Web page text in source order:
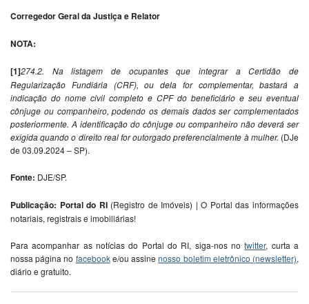
Corregedor Geral da Justiça e Relator
NOTA:
[1]274.2. Na listagem de ocupantes que integrar a Certidão de
Regularização Fundiária (CRF), ou dela for complementar, bastará a
indicação do nome civil completo e CPF do beneficiário e seu eventual
cônjuge ou companheiro, podendo os demais dados ser complementados
posteriormente. A identificação do cônjuge ou companheiro não deverá ser
exigida quando o direito real for outorgado preferencialmente à mulher. (DJe
de 03.09.2024 – SP).
Fonte: DJE/SP.
Publicação: Portal do RI(Registro de Imóveis) | O Portal das informações
notariais, registrais e imobiliárias!
Para acompanhar as notícias do Portal do RI, siga-nos notwitter, curta a
nossa página no facebooke/ou assinenosso boletim eletrônico (newsletter),
diário e gratuito.